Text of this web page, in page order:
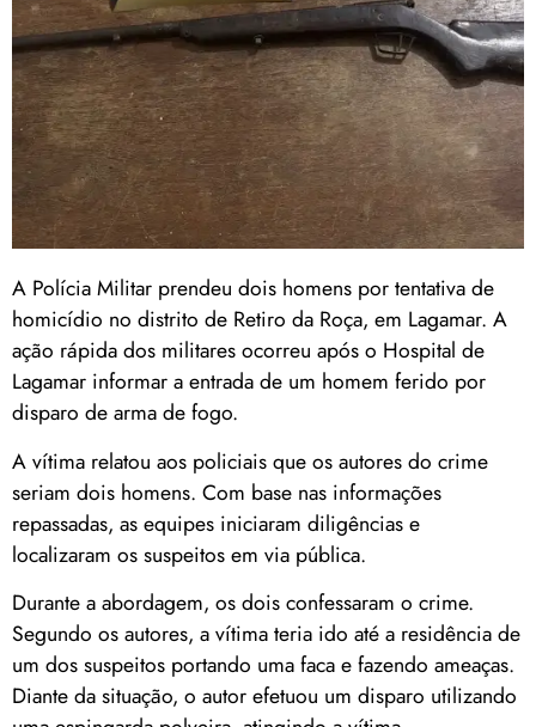
A Polícia Militar prendeu dois homens por tentativa de
homicídio no distrito de Retiro da Roça, em Lagamar. A
ação rápida dos militares ocorreu após o Hospital de
Lagamar informar a entrada de um homem ferido por
disparo de arma de fogo.
A vítima relatou aos policiais que os autores do crime
seriam dois homens. Com base nas informações
repassadas, as equipes iniciaram diligências e
localizaram os suspeitos em via pública.
Durante a abordagem, os dois confessaram o crime.
Segundo os autores, a vítima teria ido até a residência de
um dos suspeitos portando uma faca e fazendo ameaças.
Diante da situação, o autor efetuou um disparo utilizando